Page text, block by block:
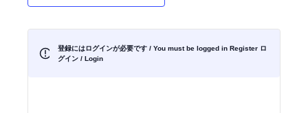
登録にはログインが必要です / You must be logged in Register ロ
グイン / Login